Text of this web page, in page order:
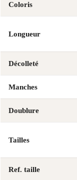
Coloris
Longueur
Décolleté
Manches
Doublure
Tailles
Ref. taille